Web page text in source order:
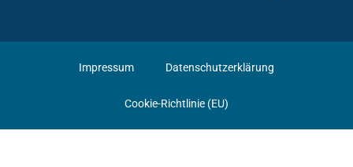
Impressum Datenschutzerklärung
Cookie-Richtlinie (EU)